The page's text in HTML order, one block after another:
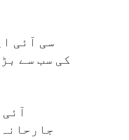
سی آئی
کی سب سے